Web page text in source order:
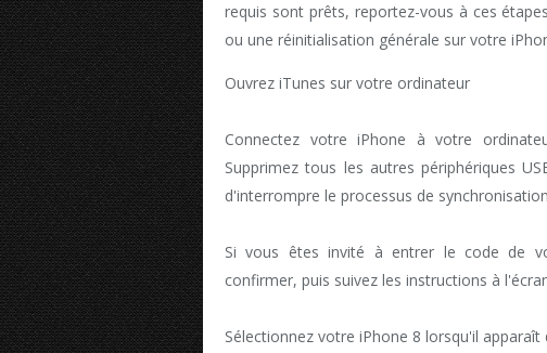
requis sont prêts, reportez-vous à ces
ou une réinitialisation générale sur votre
Ouvrez iTunes sur votre ordinateur
Connectez votre iPhone à votre
Supprimez tous les autres périphériques
d'interrompre le processus de
Si vous êtes invité à entrer le code de
confirmer, puis suivez les instructions à
Sélectionnez votre iPhone 8 lorsqu'il apparaît